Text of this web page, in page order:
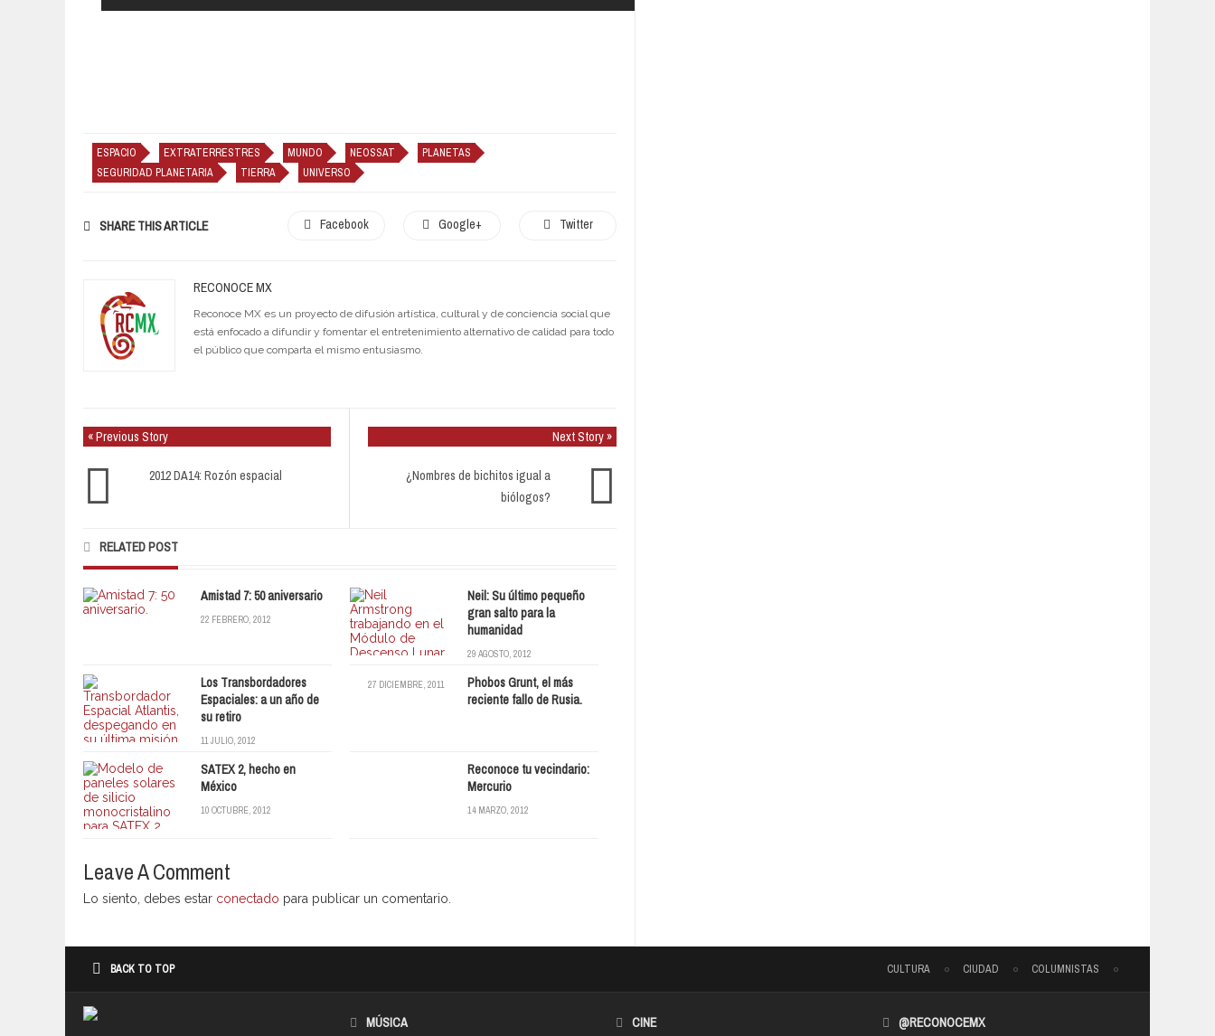
ESPACIO EXTRATERRESTRES MUNDO NEOSSAT
PLANETAS
SEGURIDAD PLANETARIA
TIERRA UNIVERSO
SHARE THIS ARTICLE Facebook Google+ Twitter
RECONOCE MX
Reconoce MX es un proyecto de difusión artística, cultural y de conciencia social que
está enfocado a difundir y fomentar el entretenimiento alternativo de calidad para todo
el público que comparta el mismo entusiasmo.
« Previous Story
2012 DA14: Rozón espacial
Next Story »
¿Nombres de bichitos igual a
biólogos?
RELATED POST
Amistad 7: 50 aniversario
22 FEBRERO, 2012
Neil: Su último pequeño
gran salto para la
humanidad
29 AGOSTO, 2012
Los Transbordadores
Espaciales: a un año de
su retiro
11 JULIO, 2012
Phobos Grunt, el más
reciente fallo de Rusia.
27 DICIEMBRE, 2011
SATEX 2, hecho en
México
10 OCTUBRE, 2012
Reconoce tu vecindario:
Mercurio
14 MARZO, 2012
Leave A Comment
Lo siento, debes estar conectado para publicar un comentario.
BACK TO TOP CULTURA CIUDAD COLUMNISTAS
MÚSICA CINE @RECONOCEMX